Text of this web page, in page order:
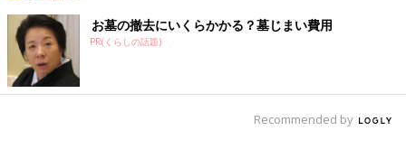
お墓の撤去にいくらかかる？墓じまい費用
PR(くらしの話題)
Recommended by